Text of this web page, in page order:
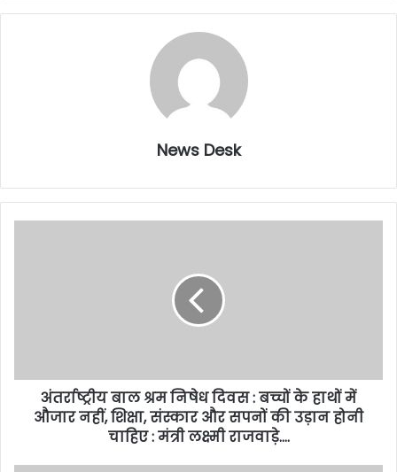
News Desk
अंतर्राष्ट्रीय बाल श्रम निषेध दिवस : बच्चों के हाथों में
औजार नहीं, शिक्षा, संस्कार और सपनों की उड़ान होनी
चाहिए : मंत्री लक्ष्मी राजवाड़े….